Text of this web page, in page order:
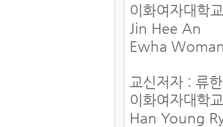
이화여자대학
Jin Hee An
Ewha
교신저자 : 류
이화여자대학
Han Young